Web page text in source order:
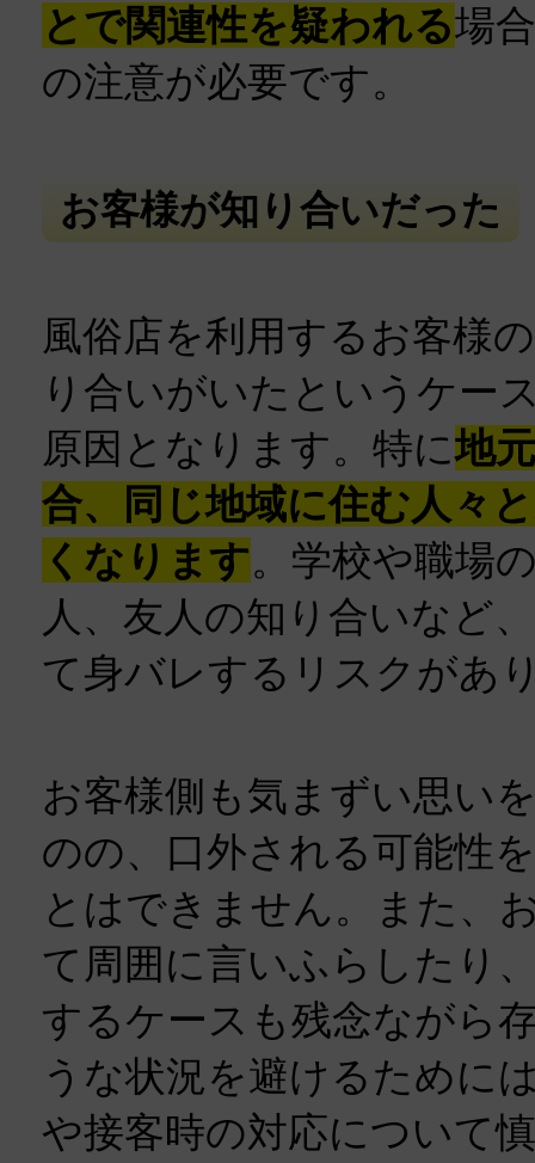
とで関連性を疑われる場
の注意が必要です。
お客様が知り合いだった
風俗店を利用するお客様
り合いがいたというケー
原因となります。特に地
合、同じ地域に住む人々
くなります。学校や職場
人、友人の知り合いなど
て身バレするリスクがあ
お客様側も気まずい思い
のの、口外される可能性
とはできません。また、
て周囲に言いふらしたり
するケースも残念ながら
うな状況を避けるために
や接客時の対応について